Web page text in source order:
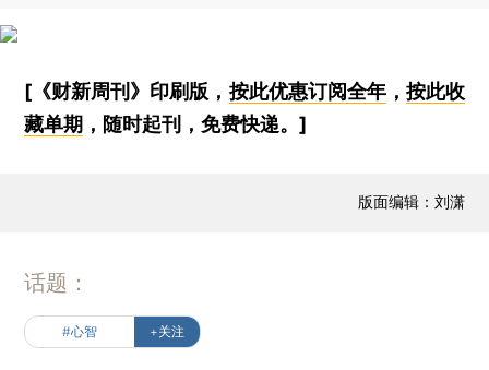
[《财新周刊》印刷版， 按此优惠订阅全年， 按此收
藏单期 ，随时起刊，免费快递。]
版面编辑：刘潇
话题：
#心智 +关注